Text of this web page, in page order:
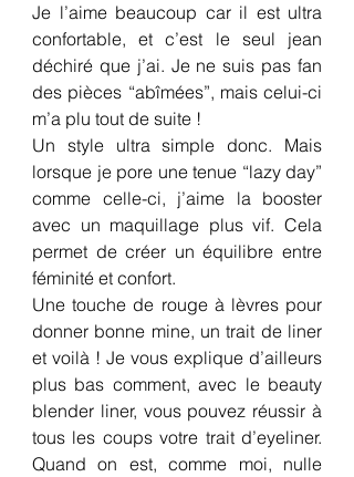
Je l’aime beaucoup car il est ultra
confortable, et c’est le seul jean
déchiré que j’ai. Je ne suis pas fan
des pièces “abîmées”, mais celui-ci
m’a plu tout de suite !
Un style ultra simple donc. Mais
lorsque je pore une tenue “lazy day”
comme celle-ci, j’aime la booster
avec un maquillage plus vif. Cela
permet de créer un équilibre entre
féminité et confort.
Une touche de rouge à lèvres pour
donner bonne mine, un trait de liner
et voilà ! Je vous explique d’ailleurs
plus bas comment, avec le beauty
blender liner, vous pouvez réussir à
tous les coups votre trait d’eyeliner.
Quand on est, comme moi, nulle